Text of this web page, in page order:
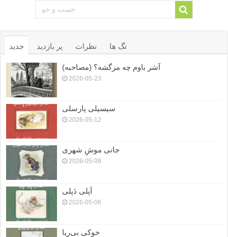
جدید پر بازدید نظرات تگ ها
آشر باوم چه مرگشه؟ (مصاحبه)
2026-05-23
سیسیلی پارسلی
2026-05-12
جانی موشِ شهری
2026-05-09
اَپلی دَپلی
2026-05-06
خوکی بی‌ریا